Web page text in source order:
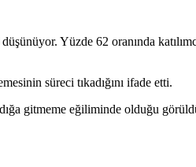
Yüzde 62 oranında
süreci tıkadığını ifade etti.
gitmeme eğiliminde olduğu